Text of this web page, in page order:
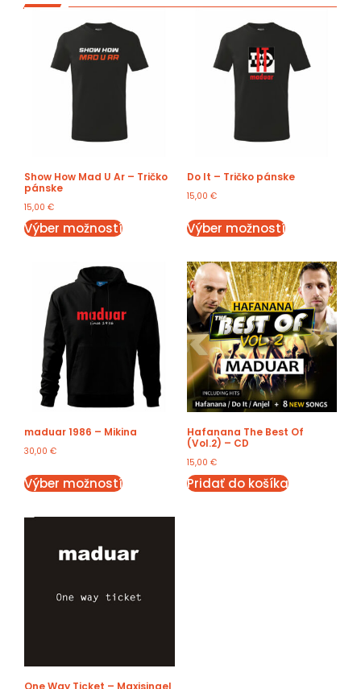
Show How Mad U Ar – Tričko
pánske
15,00 €
Výber možností
Do It – Tričko pánske
15,00 €
Výber možností
maduar 1986 – Mikina
30,00 €
Výber možností
Hafanana The Best Of
(Vol.2) – CD
15,00 €
Pridať do košíka